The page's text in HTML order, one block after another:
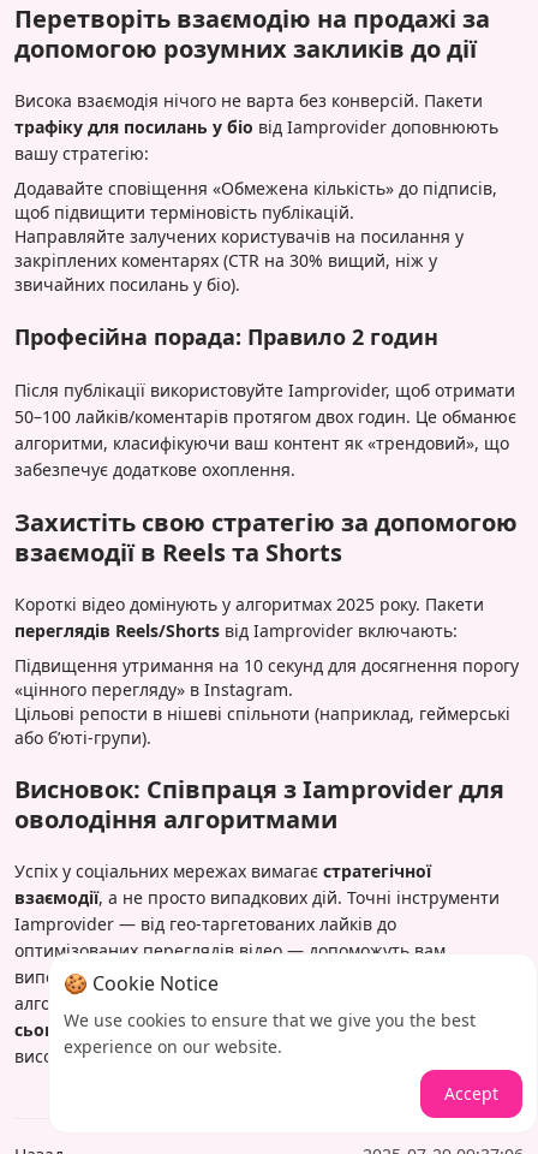
Перетворіть взаємодію на продажі за
допомогою розумних закликів до дії
Висока взаємодія нічого не варта без конверсій. Пакети
трафіку для посилань у біо від Iamprovider доповнюють
вашу стратегію:
Додавайте сповіщення «Обмежена кількість» до підписів,
щоб підвищити терміновість публікацій.
Направляйте залучених користувачів на посилання у
закріплених коментарях (CTR на 30% вищий, ніж у
звичайних посилань у біо).
Професійна порада: Правило 2 годин
Після публікації використовуйте Iamprovider, щоб отримати
50–100 лайків/коментарів протягом двох годин. Це обманює
алгоритми, класифікуючи ваш контент як «трендовий», що
забезпечує додаткове охоплення.
Захистіть свою стратегію за допомогою
взаємодії в Reels та Shorts
Короткі відео домінують у алгоритмах 2025 року. Пакети
переглядів Reels/Shorts від Iamprovider включають:
Підвищення утримання на 10 секунд для досягнення порогу
«цінного перегляду» в Instagram.
Цільові репости в нішеві спільноти (наприклад, геймерські
або б’юті-групи).
Висновок: Співпраця з Iamprovider для
оволодіння алгоритмами
Успіх у соціальних мережах вимагає стратегічної
взаємодії, а не просто випадкових дій. Точні інструменти
Iamprovider — від гео-таргетованих лайків до
оптимізованих переглядів відео — допоможуть вам
випередити конкурентів, залишаючись дружніми до
алгоритмів. Готові домінувати?
сьогодні та отримайте свій перший пакет
високоефективної взаємодії.
🍪 Cookie Notice
We use cookies to ensure that we give you the best
experience on our website.
Accept